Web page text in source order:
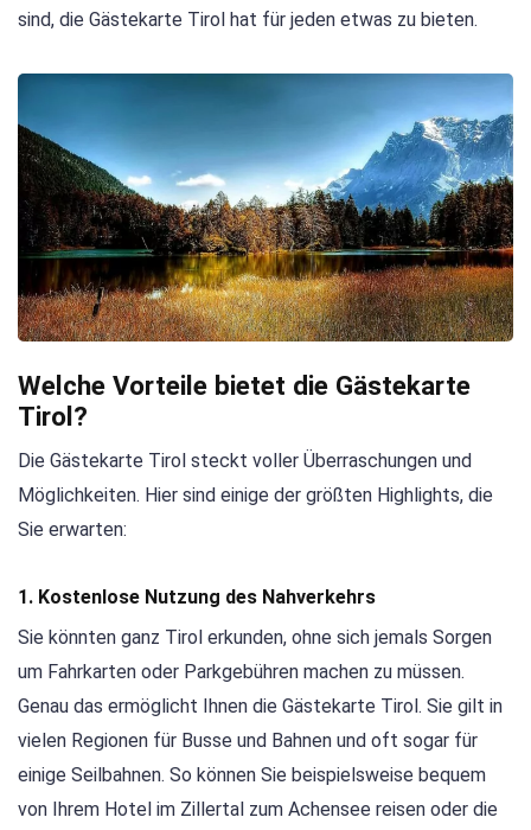
sind, die Gästekarte Tirol hat für jeden etwas zu bieten.
Welche Vorteile bietet die Gästekarte
Tirol?
Die Gästekarte Tirol steckt voller Überraschungen und
Möglichkeiten. Hier sind einige der größten Highlights, die
Sie erwarten:
1. Kostenlose Nutzung des Nahverkehrs
Sie könnten ganz Tirol erkunden, ohne sich jemals Sorgen
um Fahrkarten oder Parkgebühren machen zu müssen.
Genau das ermöglicht Ihnen die Gästekarte Tirol. Sie gilt in
vielen Regionen für Busse und Bahnen und oft sogar für
einige Seilbahnen. So können Sie beispielsweise bequem
von Ihrem Hotel im Zillertal zum Achensee reisen oder die